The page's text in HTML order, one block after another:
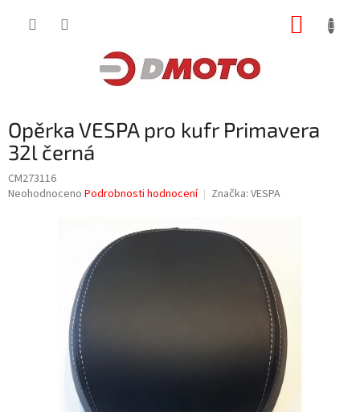
Opěrka VESPA pro kufr Primavera
32l černá
CM273116
Průměrné
Neohodnoceno Podrobnosti hodnocení Značka: VESPA